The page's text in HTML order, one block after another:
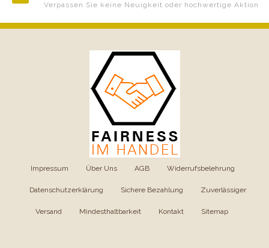
Verpassen Sie keine Neuigkeit oder hochwertige Aktion
Impressum Über Uns AGB Widerrufsbelehrung
Datenschutzerklärung Sichere Bezahlung Zuverlässiger
Versand Mindesthaltbarkeit Kontakt Sitemap